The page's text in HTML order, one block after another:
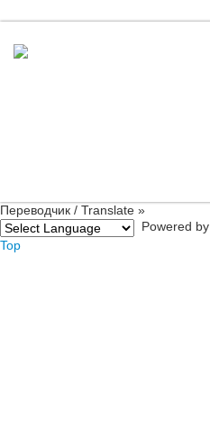
Переводчик / Translate »
Powered by
Top